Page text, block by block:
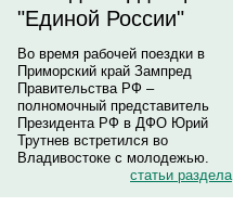
"Единой России"
Во время рабочей поездки в
Приморский край Зампред
Правительства РФ –
полномочный представитель
Президента РФ в ДФО Юрий
Трутнев встретился во
Владивостоке с молодежью.
статьи раздела